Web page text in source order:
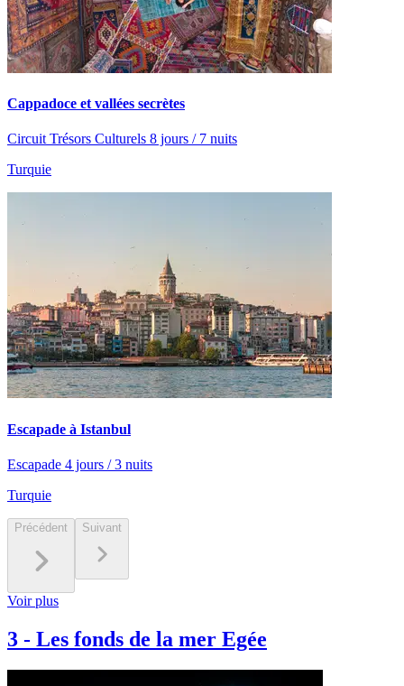
Cappadoce et vallées secrètes
Circuit Trésors Culturels 8 jours / 7 nuits
Turquie
Escapade à Istanbul
Escapade 4 jours / 3 nuits
Turquie
Précédent Suivant
Voir plus
3 - Les fonds de la mer Egée